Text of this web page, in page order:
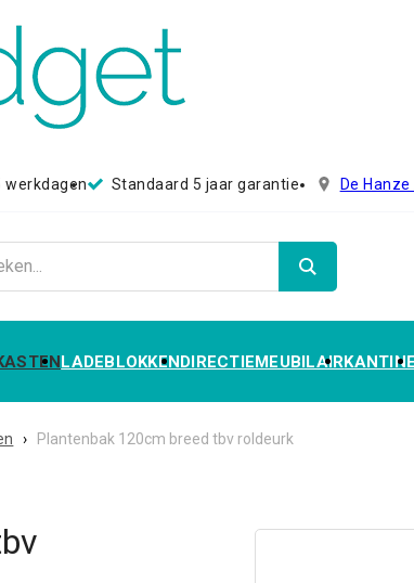
werkdagen Standaard 5 jaar garantie De Hanze
LADEBLOKKENDIRECTIEMEUBILAIRKANTINE
› Plantenbak 120cm breed tbv roldeurk